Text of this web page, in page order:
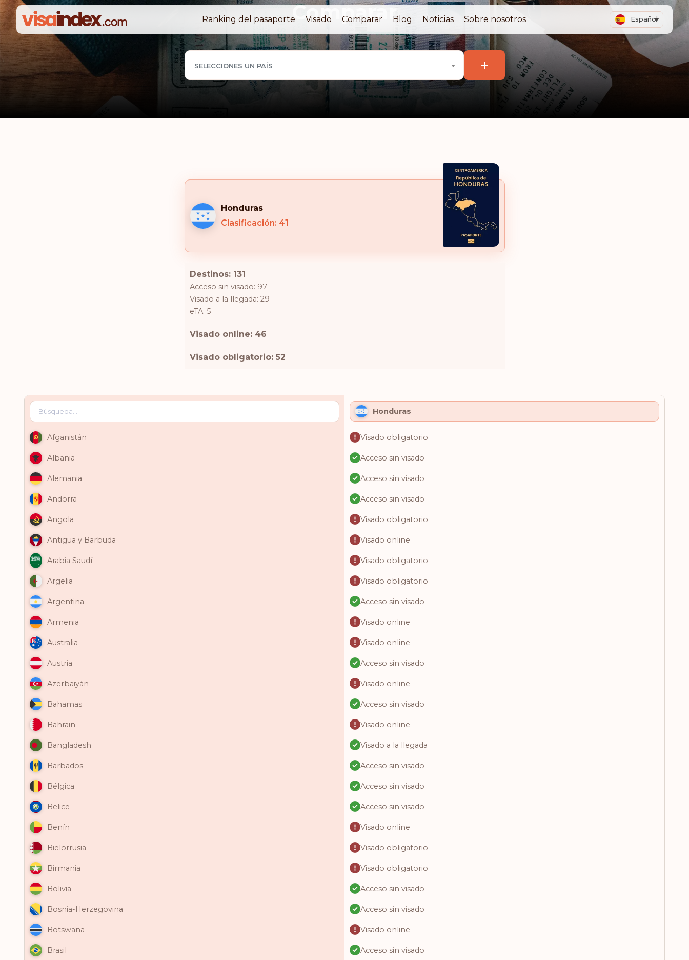
Español
Ranking del pasaporte Visado Comparar Blog Noticias Sobre nosotros
Comparar
SELECCIONES UN PAÍS +
Honduras
Clasificación: 41
Destinos: 131
Acceso sin visado: 97
Visado a la llegada: 29
eTA: 5
Visado online: 46
Visado obligatorio: 52
Honduras
Afganistán Visado obligatorio
Albania Acceso sin visado
Alemania Acceso sin visado
Andorra Acceso sin visado
Angola Visado obligatorio
Antigua y Barbuda Visado online
Arabia Saudí Visado obligatorio
Argelia Visado obligatorio
Argentina Acceso sin visado
Armenia Visado online
Australia Visado online
Austria Acceso sin visado
Azerbaiyán Visado online
Bahamas Acceso sin visado
Bahrain Visado online
Bangladesh Visado a la llegada
Barbados Acceso sin visado
Bélgica Acceso sin visado
Belice Acceso sin visado
Benín Visado online
Bielorrusia Visado obligatorio
Birmania Visado obligatorio
Bolivia Acceso sin visado
Bosnia-Herzegovina Acceso sin visado
Botswana Visado online
Brasil Acceso sin visado